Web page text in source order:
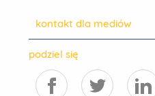
kontakt dla mediów
podziel się